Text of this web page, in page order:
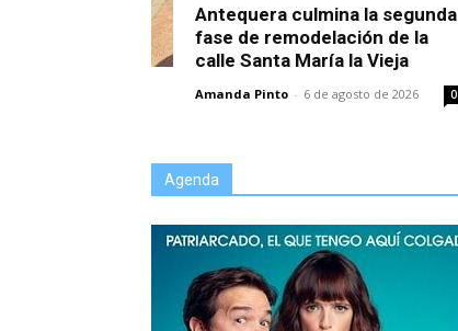
Antequera culmina la segunda
fase de remodelación de la
calle Santa María la Vieja
Amanda Pinto - 6 de agosto de 2026 0
Agenda